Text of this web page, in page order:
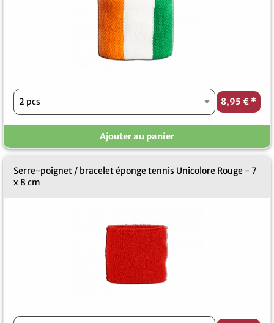
8,95 € *
Ajouter au panier
Serre-poignet / bracelet éponge tennis Unicolore Rouge - 7
x 8 cm